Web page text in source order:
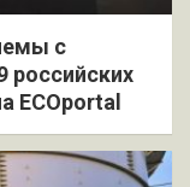
с
российских
ECOportal